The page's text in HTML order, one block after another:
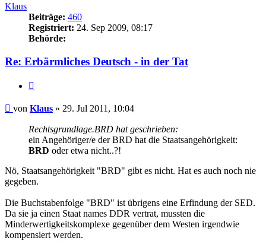
Klaus
Beiträge: 460
Registriert: 24. Sep 2009, 08:17
Behörde:
Re: Erbärmliches Deutsch - in der Tat
Beitrag
von Klaus » 29. Jul 2011, 10:04
Rechtsgrundlage.BRD hat geschrieben:
ein Angehöriger/e der BRD hat die Staatsangehörigkeit:
BRD oder etwa nicht..?!
Nö, Staatsangehörigkeit "BRD" gibt es nicht. Hat es auch noch nie
gegeben.
Die Buchstabenfolge "BRD" ist übrigens eine Erfindung der SED.
Da sie ja einen Staat names DDR vertrat, mussten die
Minderwertigkeitskomplexe gegenüber dem Westen irgendwie
kompensiert werden.